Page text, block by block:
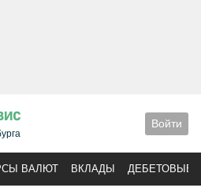
Войти
ВАЛЮТ ВКЛАДЫ ДЕБЕТОВЫЕ